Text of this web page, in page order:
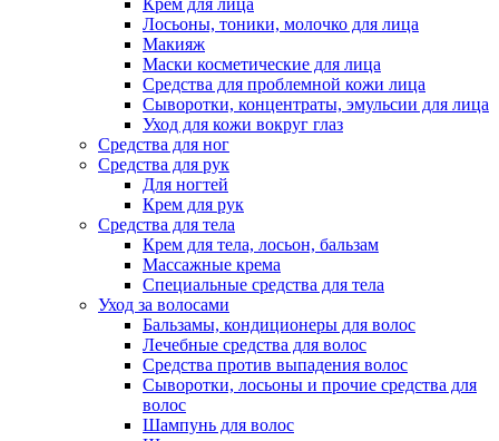
Крем для лица
Лосьоны, тоники, молочко для лица
Макияж
Маски косметические для лица
Средства для проблемной кожи лица
Сыворотки, концентраты, эмульсии для лица
Уход для кожи вокруг глаз
Средства для ног
Средства для рук
Для ногтей
Крем для рук
Средства для тела
Крем для тела, лосьон, бальзам
Массажные крема
Специальные средства для тела
Уход за волосами
Бальзамы, кондиционеры для волос
Лечебные средства для волос
Средства против выпадения волос
Сыворотки, лосьоны и прочие средства для
волос
Шампунь для волос